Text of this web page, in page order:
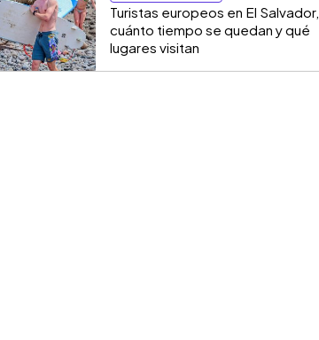
Turistas europeos en El Salvador,
cuánto tiempo se quedan y qué
lugares visitan